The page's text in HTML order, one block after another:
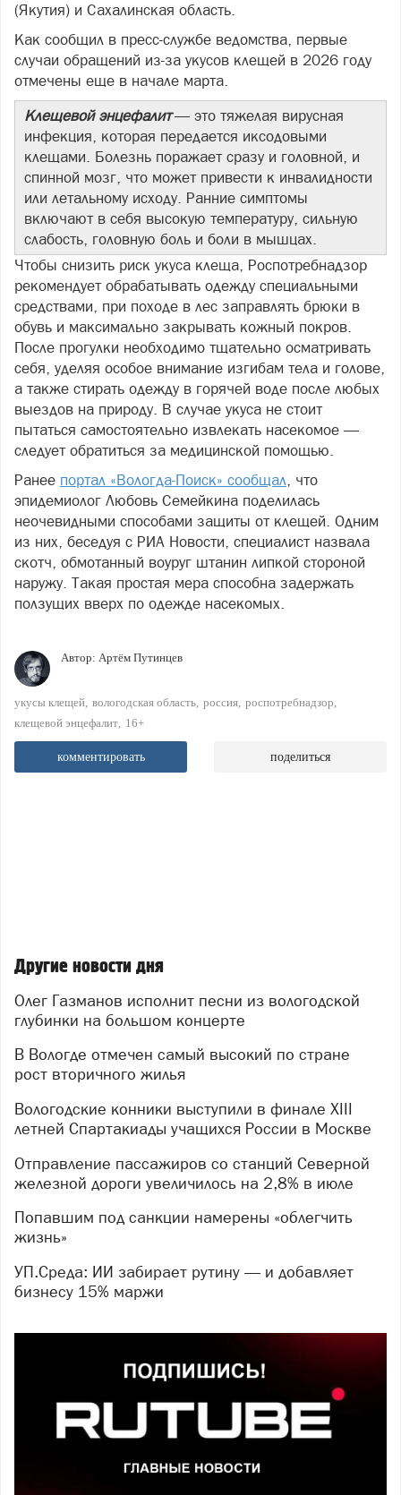
(Якутия) и Сахалинская область.
Как сообщил в пресс-службе ведомства, первые
случаи обращений из-за укусов клещей в 2026 году
отмечены еще в начале марта.
Клещевой энцефалит— это тяжелая вирусная
инфекция, которая передается иксодовыми
клещами. Болезнь поражает сразу и головной, и
спинной мозг, что может привести к инвалидности
или летальному исходу. Ранние симптомы
включают в себя высокую температуру, сильную
слабость, головную боль и боли в мышцах.
Чтобы снизить риск укуса клеща, Роспотребнадзор
рекомендует обрабатывать одежду специальными
средствами, при походе в лес заправлять брюки в
обувь и максимально закрывать кожный покров.
После прогулки необходимо тщательно осматривать
себя, уделяя особое внимание изгибам тела и голове,
а также стирать одежду в горячей воде после любых
выездов на природу. В случае укуса не стоит
пытаться самостоятельно извлекать насекомое —
следует обратиться за медицинской помощью.
Ранее портал «Вологда-Поиск» сообщал, что
эпидемиолог Любовь Семейкина поделилась
неочевидными способами защиты от клещей. Одним
из них, беседуя с РИА Новости, специалист назвала
скотч, обмотанный воуруг штанин липкой стороной
наружу. Такая простая мера способна задержать
ползущих вверх по одежде насекомых.
Автор: Артём Путинцев
укусы клещей вологодская область россия роспотребнадзор
клещевой энцефалит 16+
комментировать поделиться
Другие новости дня
Олег Газманов исполнит песни из вологодской
глубинки на большом концерте
В Вологде отмечен самый высокий по стране
рост вторичного жилья
Вологодские конники выступили в финале XIII
летней Спартакиады учащихся России в Москве
Отправление пассажиров со станций Северной
железной дороги увеличилось на 2,8% в июле
Попавшим под санкции намерены «облегчить
жизнь»
УП.Среда: ИИ забирает рутину — и добавляет
бизнесу 15% маржи